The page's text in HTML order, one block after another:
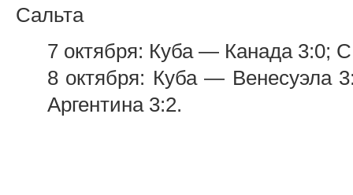
Сальта
7 октября: Куба — Канада 3:0;
8 октября: Куба —
Аргентина 3:2.